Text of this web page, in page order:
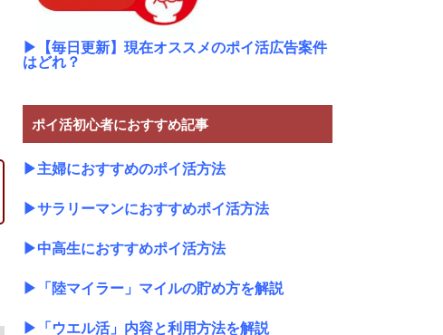
▶
【毎日更新】現在オススメのポイ活広告案件
はどれ？
ポイ活初心者におすすめ記事
▶主婦におすすめのポイ活方法
▶サラリーマンにおすすめポイ活方法
▶中高生におすすめポイ活方法
▶ 「陸マイラー」マイルの貯め方を解説
▶ 「ウエル活」内容と利用方法を解説